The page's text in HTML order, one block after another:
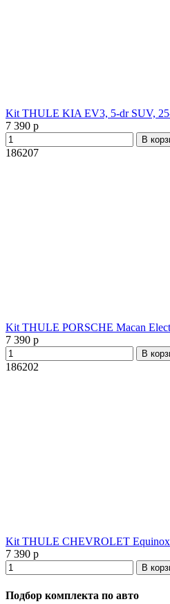
Kit THULE KIA EV3, 5-dr SUV,
7 390 р
В
186207
Kit THULE PORSCHE Macan
7 390 р
В
186202
Kit THULE CHEVROLET Equinox
7 390 р
В
Подбор комплекта по авто